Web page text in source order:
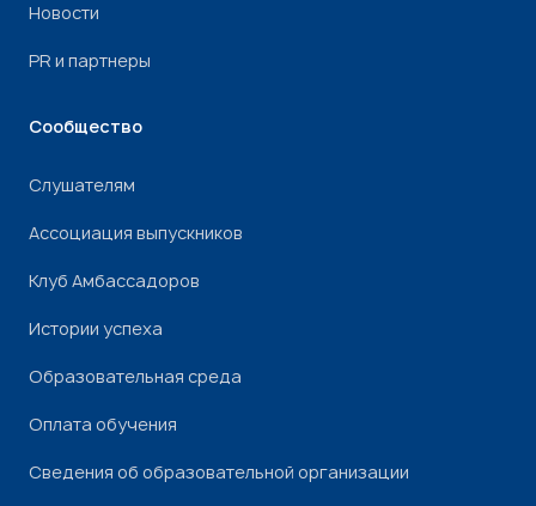
Новости
PR и партнеры
Сообщество
Слушателям
Ассоциация выпускников
Клуб Амбассадоров
Истории успеха
Образовательная среда
Оплата обучения
Сведения об образовательной организации